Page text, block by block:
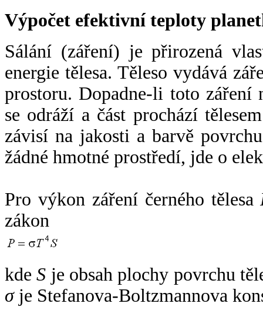
Výpočet efektivní teploty
Sálání (záření) je přirozená
energie tělesa. Těleso vydává
prostoru. Dopadne-li toto záření
se odráží a část prochází
závisí na jakosti a barvě
žádné hmotné prostředí, jde o
Pro výkon záření černého tělesa
zákon
kdeS je obsah plochy povrchu
σje Stefanova-Boltzmannova